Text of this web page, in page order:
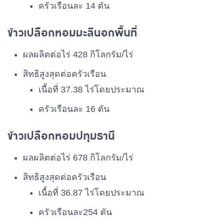
ครัวเรือนละ 14 ตัน
ข้าวเปลือกหอมมะลินอกพื้นที่
ผลผลิตต่อไร่ 428 กิโลกรัม/ไร่
สิทธิสูงสุดต่อครัวเรือน
เนื้อที่ 37.38 ไร่โดยประมาณ
ครัวเรือนละ 16 ตัน
ข้าวเปลือกหอมปทุมธานี
ผลผลิตต่อไร่ 678 กิโลกรัม/ไร่
สิทธิสูงสุดต่อครัวเรือน
เนื้อที่ 36.87 ไร่โดยประมาณ
ครัวเรือนละ254 ตัน